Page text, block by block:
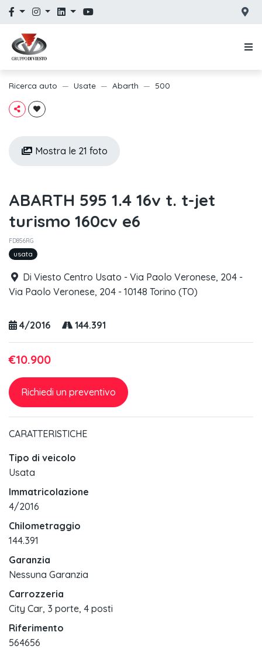
Ricerca auto Usate Abarth 500
Mostra le 21 foto
ABARTH 595 1.4 16v t. t-jet
turismo 160cv e6
FD856RG
usata
Di Viesto Centro Usato - Via Paolo Veronese, 204 -
Via Paolo Veronese, 204 - 10148 Torino (TO)
4/2016 144.391
€10.900
Richiedi un preventivo
CARATTERISTICHE
Tipo di veicolo
Usata
Immatricolazione
4/2016
Chilometraggio
144.391
Garanzia
Nessuna Garanzia
Carrozzeria
City Car, 3 porte, 4 posti
Riferimento
564656